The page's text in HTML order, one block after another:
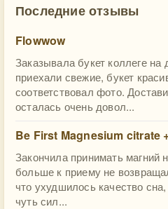
Последние отзывы
Flowwow
Заказывала букет коллеге
приехали свежие, букет
соответствовал фото.
осталась очень довол...
Be First Magnesium citrate
Закончила принимать магний
больше к приему не
что ухудшилось качество
чуть сил...